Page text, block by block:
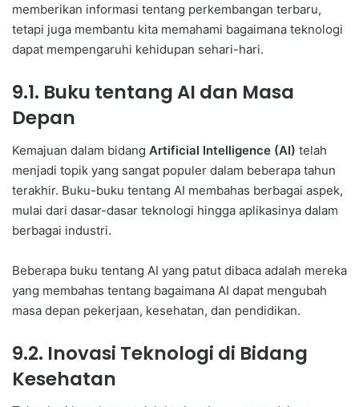
memberikan informasi tentang perkembangan terbaru,
tetapi juga membantu kita memahami bagaimana teknologi
dapat mempengaruhi kehidupan sehari-hari.
9.1. Buku tentang AI dan Masa
Depan
Kemajuan dalam bidang Artificial Intelligence (AI) telah
menjadi topik yang sangat populer dalam beberapa tahun
terakhir. Buku-buku tentang AI membahas berbagai aspek,
mulai dari dasar-dasar teknologi hingga aplikasinya dalam
berbagai industri.
Beberapa buku tentang AI yang patut dibaca adalah mereka
yang membahas tentang bagaimana AI dapat mengubah
masa depan pekerjaan, kesehatan, dan pendidikan.
9.2. Inovasi Teknologi di Bidang
Kesehatan